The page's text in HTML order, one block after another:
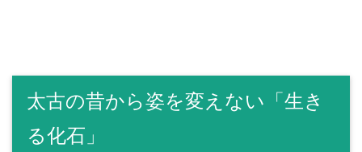
太古の昔から姿を変えない「生き
る化石」